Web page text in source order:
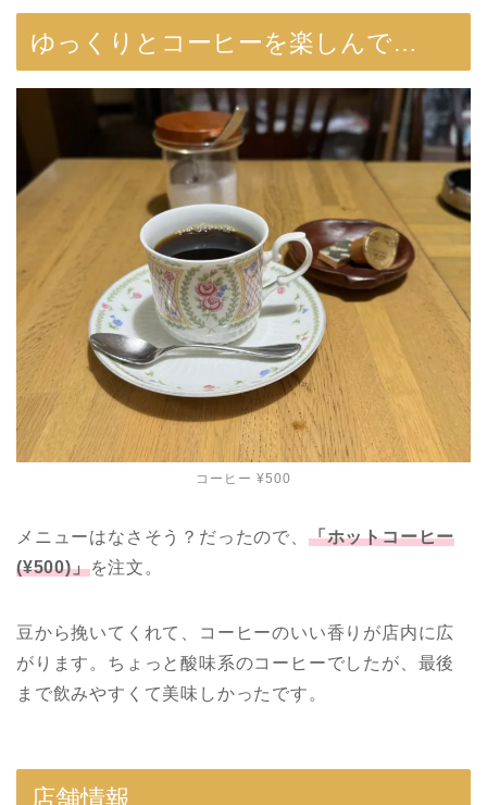
ゆっくりとコーヒーを楽しんで…
コーヒー ¥500
メニューはなさそう？だったので、 「ホットコーヒー
(¥500)」を注文。
豆から挽いてくれて、コーヒーのいい香りが店内に広
がります。ちょっと酸味系のコーヒーでしたが、最後
まで飲みやすくて美味しかったです。
店舗情報